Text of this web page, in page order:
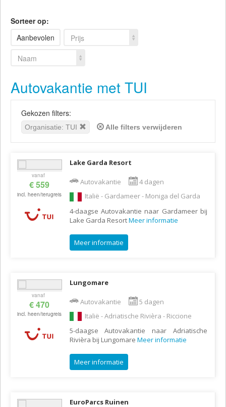
Sorteer op:
Aanbevolen
Prijs
Naam
Autovakantie met TUI
Gekozen filters:
Organisatie: TUI Alle filters verwijderen
vanaf
€ 559
incl. heen/terugreis
Lake Garda Resort
Autovakantie
4 dagen
Italië - Gardameer - Moniga del Garda
4-daagse Autovakantie naar Gardameer bij
Lake Garda ResortMeer informatie
Meer informatie
vanaf
€ 470
incl. heen/terugreis
Lungomare
Autovakantie
5 dagen
Italië - Adriatische Rivièra - Riccione
5-daagse Autovakantie naar Adriatische
Rivièra bij Lungomare Meer informatie
Meer informatie
EuroParcs Ruinen